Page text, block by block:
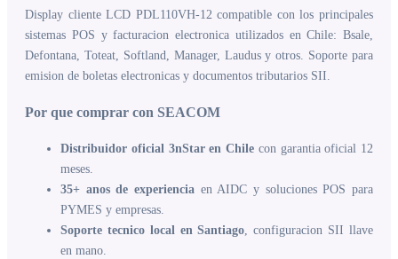
Display cliente LCD PDL110VH-12 compatible con los principales
sistemas POS y facturacion electronica utilizados en Chile: Bsale,
Defontana, Toteat, Softland, Manager, Laudus y otros. Soporte para
emision de boletas electronicas y documentos tributarios SII.
Por que comprar con SEACOM
Distribuidor oficial 3nStar en Chile con garantia oficial 12
meses.
35+ anos de experiencia en AIDC y soluciones POS para
PYMES y empresas.
Soporte tecnico local en Santiago, configuracion SII llave
en mano.